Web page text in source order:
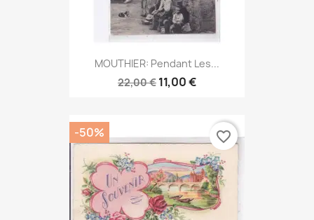
MOUTHIER: Pendant Les...
22,00 € 11,00 €
-50% favorite_border